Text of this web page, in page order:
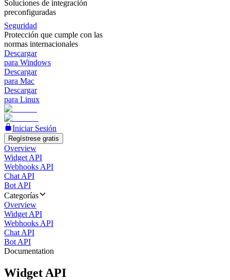
Soluciones de integración
preconfiguradas
Seguridad
Protección que cumple con las
normas internacionales
Descargar
para Windows
Descargar
para Mac
Descargar
para Linux
Iniciar Sesión
Regístrese gratis
Overview
Widget API
Webhooks API
Chat API
Bot API
Categorías
Overview
Widget API
Webhooks API
Chat API
Bot API
Documentation
Widget API